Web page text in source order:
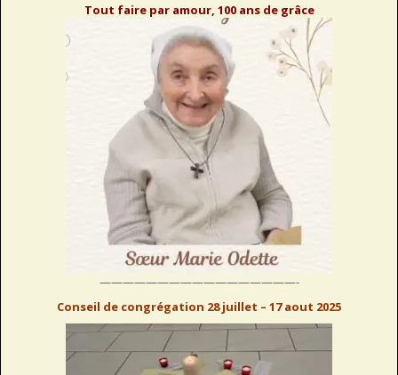
Tout faire par amour, 100 ans de grâce
—————————————————-
Conseil de congrégation 28 juillet – 17 aout 2025